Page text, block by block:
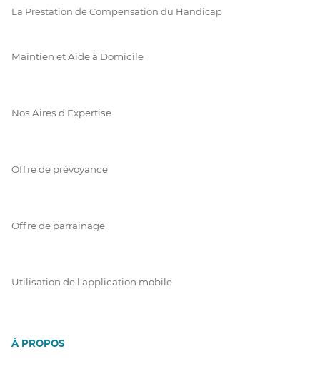
La Prestation de Compensation du Handicap
Maintien et Aide à Domicile
Nos Aires d'Expertise
Offre de prévoyance
Offre de parrainage
Utilisation de l'application mobile
À PROPOS